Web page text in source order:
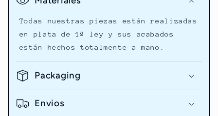
Todas nuestras piezas están realizadas
en plata de 1ª ley y sus acabados
están hechos totalmente a mano.
Packaging
Envios